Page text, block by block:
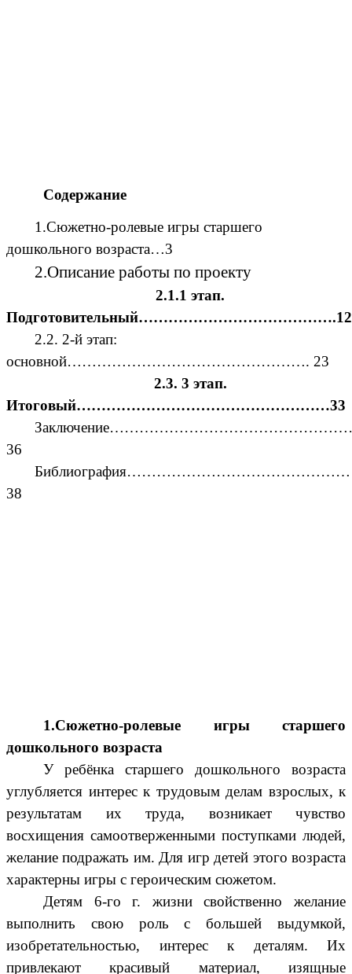
Содержание
1.Сюжетно-ролевые игры старшего
дошкольного возраста…3
2.Описание работы по проекту
2.1.1 этап.
Подготовительный………………………………….12
2.2. 2-й этап:
основной…………………………………………. 23
2.3. 3 этап.
Итоговый……………………………………………33
36
38
1.Сюжетно-ролевые игры старшего
дошкольного возраста
У ребёнка старшего дошкольного возраста
углубляется интерес к трудовым делам взрослых, к
результатам их труда, возникает чувство
восхищения самоотверженными поступками людей,
желание подражать им. Для игр детей этого возраста
характерны игры с героическим сюжетом.
Детям 6-го г. жизни свойственно желание
выполнить свою роль с большей выдумкой,
изобретательностью, интерес к деталям. Их
привлекают красивый материал, изящные